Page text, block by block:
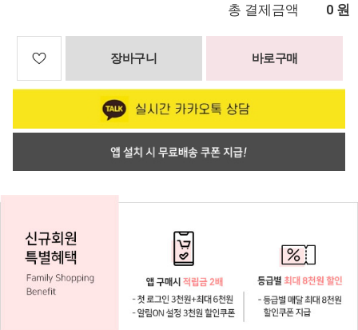
총 결제금액 0 원
장바구니 바로구매